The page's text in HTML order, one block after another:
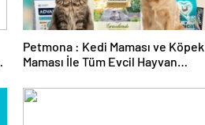
Petmona : Kedi Maması ve Köpek
Maması İle Tüm Evcil Hayvan